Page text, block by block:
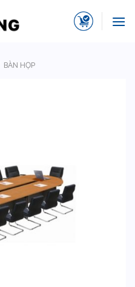
BÀN HỌP